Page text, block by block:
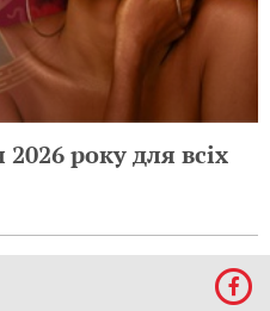
року для всіх